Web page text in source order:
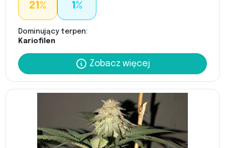
21% 1%
Dominujący terpen:
Kariofilen
Zobacz więcej